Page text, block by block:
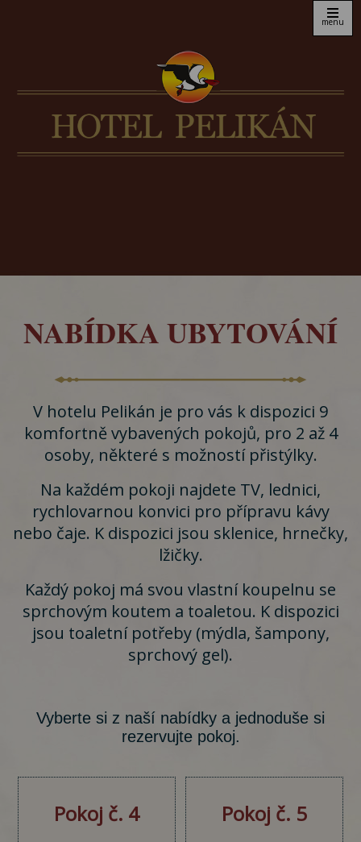
menu
NABÍDKA UBYTOVÁNÍ
V hotelu Pelikán je pro vás k dispozici 9
komfortně vybavených pokojů, pro 2 až 4
osoby, některé s možností přistýlky.
Na každém pokoji najdete TV, lednici,
rychlovarnou konvici pro přípravu kávy
nebo čaje. K dispozici jsou sklenice, hrnečky,
lžičky.
Každý pokoj má svou vlastní koupelnu se
sprchovým koutem a toaletou. K dispozici
jsou toaletní potřeby (mýdla, šampony,
sprchový gel).
Vyberte si z naší nabídky a jednoduše si
rezervujte pokoj.
Pokoj č. 4 Pokoj č. 5